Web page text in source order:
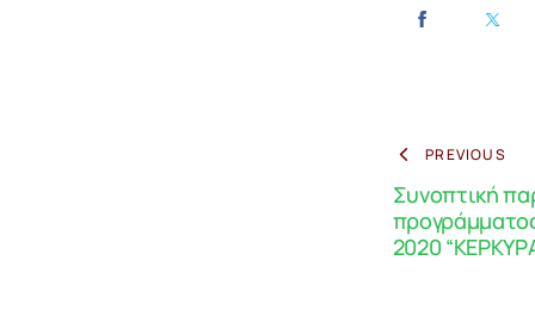
PREVIOUS
Συνοπτική
2020